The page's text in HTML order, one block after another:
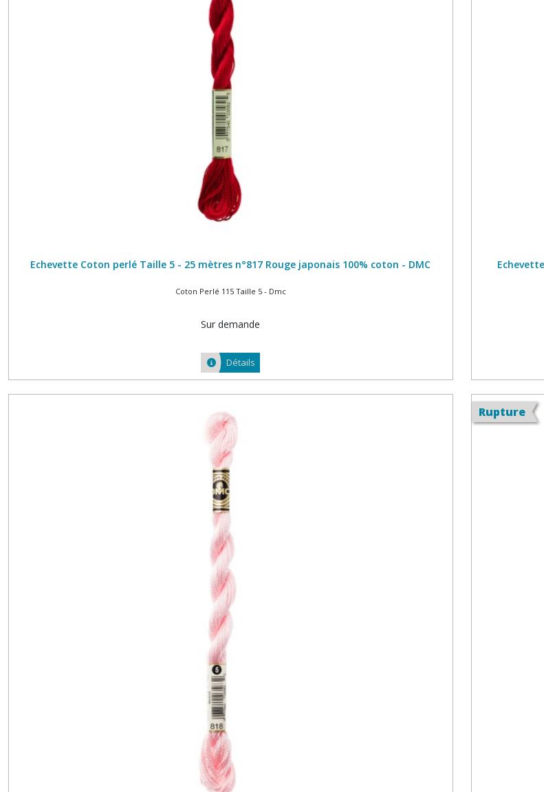
Echevette Coton perlé Taille 5 - 25 mètres n°817 Rouge japonais 100% coton - DMC
Coton Perlé 115 Taille 5 - Dmc
Sur demande
Détails
Rupture